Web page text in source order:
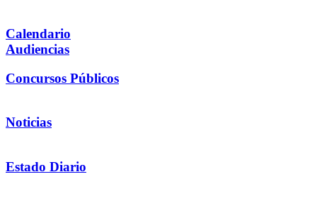
Calendario
Audiencias
Concursos Públicos
Noticias
Estado Diario